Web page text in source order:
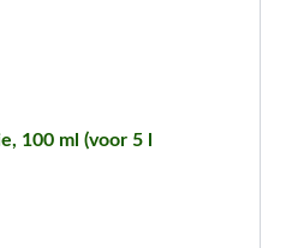
100 ml (voor 5 l